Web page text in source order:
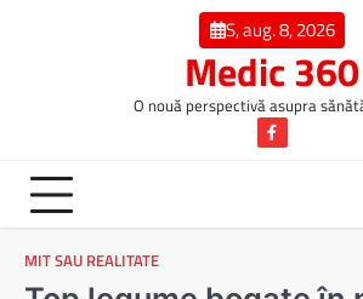
S, aug. 8, 2026
Medic 360
O nouă perspectivă asupra
Facebook
MIT SAU REALITATE